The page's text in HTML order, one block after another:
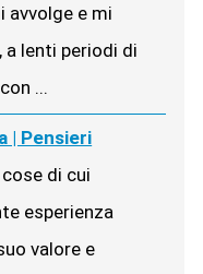
avvolge e mi
a lenti periodi di
...
| Pensieri
cose di cui
esperienza
valore e